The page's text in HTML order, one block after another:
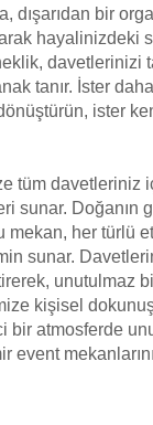
dışarıdan bir
hayalinizdeki
davetlerinizi
tanır. İster
ister
tüm davetleriniz
sunar. Doğanın
mekan, her türlü
sunar.
unutulmaz
kişisel
bir atmosferde
event